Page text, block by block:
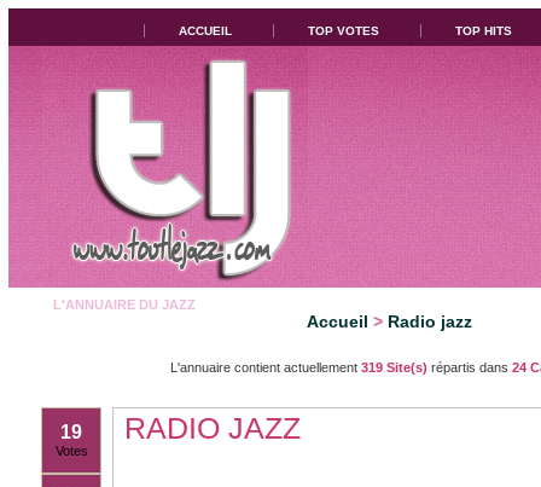
ACCUEIL TOP VOTES TOP HITS
L'ANNUAIRE DU JAZZ
Accueil > Radio jazz
L'annuaire contient actuellement 319 Site(s) répartis dans 24
19
Votes
RADIO JAZZ